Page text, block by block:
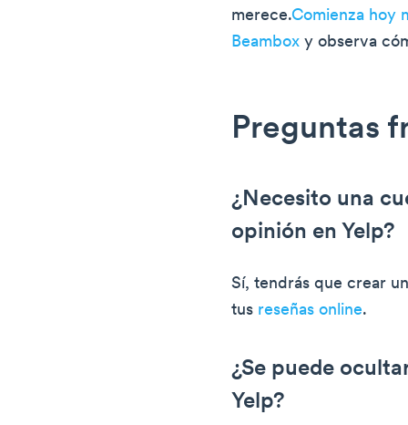
merece.Comienza hoy
Beambox y observa
Preguntas
¿Necesito una
opinión en Yelp?
Sí, tendrás que crear
tus reseñas online.
¿Se puede
Yelp?